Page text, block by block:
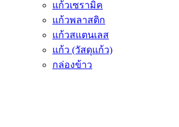
แก้วเซรามิค
แก้วพลาสติก
แก้วสแตนเลส
แก้ว (วัสดุแก้ว)
กล่องข้าว